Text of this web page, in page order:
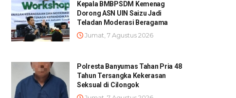
Kepala BMBPSDM Kemenag
Dorong ASN UIN Saizu Jadi
Teladan Moderasi Beragama
Jumat, 7 Agustus 2026
Polresta Banyumas Tahan Pria 48
Tahun Tersangka Kekerasan
Seksual di Cilongok